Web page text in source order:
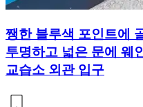
쨍한 블루색 포인트에
투명하고 넓은 문에 웨
교습소 외관 입구